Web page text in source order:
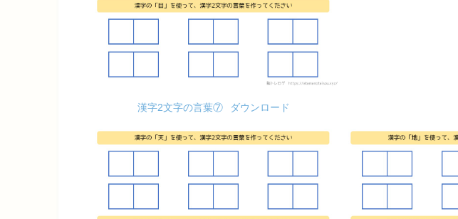
漢字2文字の言葉⑦ ダウンロード